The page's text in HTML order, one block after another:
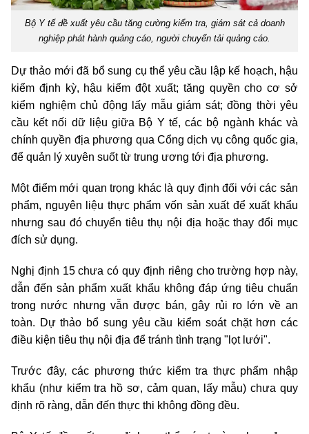
Bộ Y tế đề xuất yêu cầu tăng cường kiểm tra, giám sát cả doanh
nghiệp phát hành quảng cáo, người chuyển tải quảng cáo.
Dự thảo mới đã bổ sung cụ thể yêu cầu lập kế hoạch, hậu
kiểm định kỳ, hậu kiểm đột xuất; tăng quyền cho cơ sở
kiểm nghiệm chủ động lấy mẫu giám sát; đồng thời yêu
cầu kết nối dữ liệu giữa Bộ Y tế, các bộ ngành khác và
chính quyền địa phương qua Cổng dịch vụ công quốc gia,
để quản lý xuyên suốt từ trung ương tới địa phương.
Một điểm mới quan trọng khác là quy định đối với các sản
phẩm, nguyên liệu thực phẩm vốn sản xuất để xuất khẩu
nhưng sau đó chuyển tiêu thụ nội địa hoặc thay đổi mục
đích sử dụng.
Nghị định 15 chưa có quy định riêng cho trường hợp này,
dẫn đến sản phẩm xuất khẩu không đáp ứng tiêu chuẩn
trong nước nhưng vẫn được bán, gây rủi ro lớn về an
toàn. Dự thảo bổ sung yêu cầu kiểm soát chặt hơn các
điều kiện tiêu thụ nội địa để tránh tình trạng "lọt lưới".
Trước đây, các phương thức kiểm tra thực phẩm nhập
khẩu (như kiểm tra hồ sơ, cảm quan, lấy mẫu) chưa quy
định rõ ràng, dẫn đến thực thi không đồng đều.